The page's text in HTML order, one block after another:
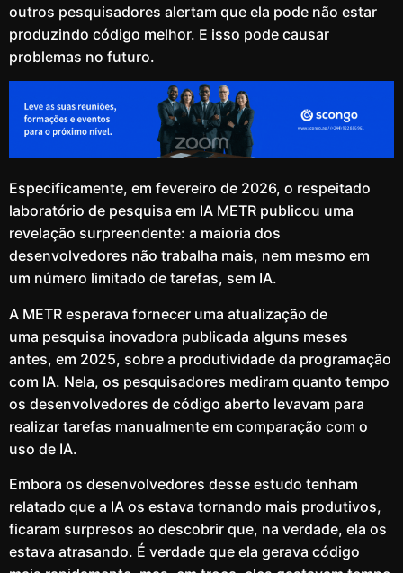
outros pesquisadores alertam que ela pode não estar
produzindo código melhor. E isso pode causar
problemas no futuro.
Especificamente, em fevereiro de 2026, o respeitado
laboratório de pesquisa em IA METR publicou uma
revelação surpreendente: a maioria dos
desenvolvedores não trabalha mais, nem mesmo em
um número limitado de tarefas, sem IA.
A METR esperava fornecer uma atualização de
uma pesquisa inovadora publicada alguns meses
antes, em 2025, sobre a produtividade da programação
com IA. Nela, os pesquisadores mediram quanto tempo
os desenvolvedores de código aberto levavam para
realizar tarefas manualmente em comparação com o
uso de IA.
Embora os desenvolvedores desse estudo tenham
relatado que a IA os estava tornando mais produtivos,
ficaram surpresos ao descobrir que, na verdade, ela os
estava atrasando. É verdade que ela gerava código